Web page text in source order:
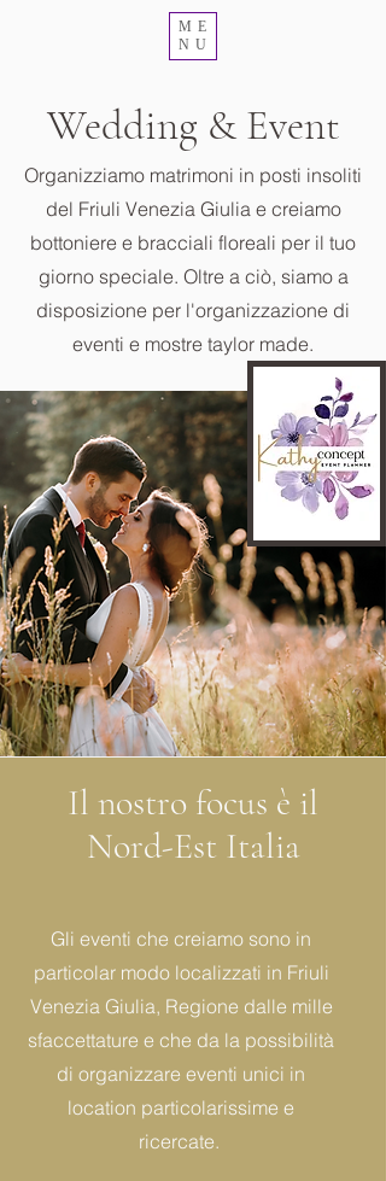
ME
NU
Wedding & Event
Organizziamo matrimoni in posti insoliti
del Friuli Venezia Giulia e creiamo
bottoniere e bracciali floreali per il tuo
giorno speciale. Oltre a ciò, siamo a
disposizione per l'organizzazione di
eventi e mostre taylor made.
Il nostro focus è il
Nord-Est Italia
Gli eventi che creiamo sono in
particolar modo localizzati in Friuli
Venezia Giulia, Regione dalle mille
sfaccettature e che da la possibilità
di organizzare eventi unici in
location particolarissime e
ricercate.